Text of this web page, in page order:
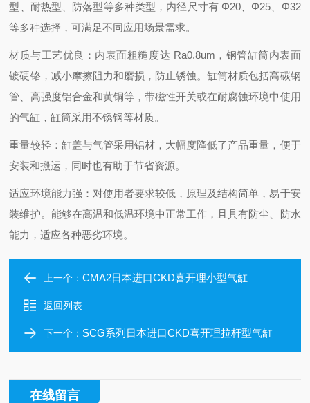
型、耐热型、防落型等多种类型，内径尺寸有 Φ20、Φ25、Φ32
等多种选择，可满足不同应用场景需求。
材质与工艺优良：内表面粗糙度达 Ra0.8um，钢管缸筒内表面
镀硬铬，减小摩擦阻力和磨损，防止锈蚀。缸筒材质包括高碳钢
管、高强度铝合金和黄铜等，带磁性开关或在耐腐蚀环境中使用
的气缸，缸筒采用不锈钢等材质。
重量较轻：缸盖与气管采用铝材，大幅度降低了产品重量，便于
安装和搬运，同时也有助于节省资源。
适应环境能力强：对使用者要求较低，原理及结构简单，易于安
装维护。能够在高温和低温环境中正常工作，且具有防尘、防水
能力，适应各种恶劣环境。
上一个：CMA2日本进口CKD喜开理小型气缸
返回列表
下一个： SCG系列日本进口CKD喜开理拉杆型气缸
在线留言